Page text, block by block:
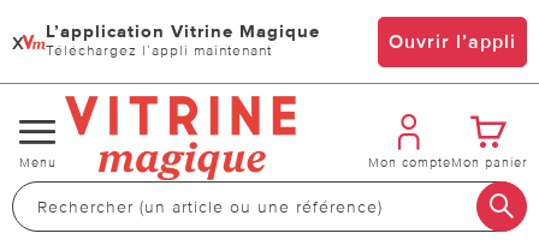
x L’application Vitrine Magique
Téléchargez l’appli maintenant Ouvrir l’appli
Changer
de
navigation
Menu Mon compteMon panier